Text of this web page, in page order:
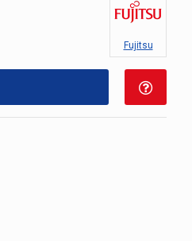
Fujitsu